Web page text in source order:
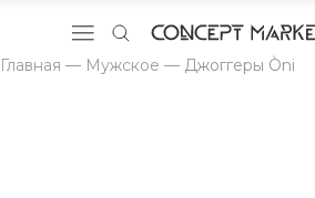
Главная — Мужское — Джоггеры Òni